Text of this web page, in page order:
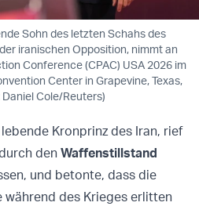
Sohn des letzten Schahs des
iranischen Opposition, nimmt an
Conference (CPAC) USA 2026 im
Center in Grapevine, Texas,
Cole/Reuters)
Kronprinz des Iran, rief
den Waffenstillstand
und betonte, dass die
während des Krieges erlitten